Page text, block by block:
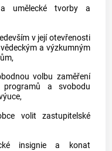
umělecké tvorby a
v její otevřenosti
a výzkumným
volbu zaměření
a svobodu
volit zastupitelské
insignie a konat